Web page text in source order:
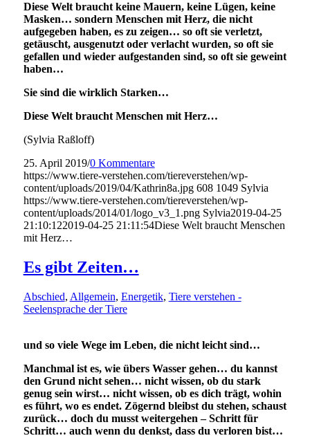
Diese Welt braucht keine Mauern, keine Lügen, keine
Masken… sondern Menschen mit Herz, die nicht
aufgegeben haben, es zu zeigen… so oft sie verletzt,
getäuscht, ausgenutzt oder verlacht wurden, so oft sie
gefallen und wieder aufgestanden sind, so oft sie geweint
haben…
Sie sind die wirklich Starken…
Diese Welt braucht Menschen mit Herz…
(Sylvia Raßloff)
25. April 2019/0 Kommentare
https://www.tiere-verstehen.com/tiereverstehen/wp-
content/uploads/2019/04/Kathrin8a.jpg 608 1049 Sylvia
https://www.tiere-verstehen.com/tiereverstehen/wp-
content/uploads/2014/01/logo_v3_1.png Sylvia2019-04-25
21:10:122019-04-25 21:11:54Diese Welt braucht Menschen
mit Herz…
Es gibt Zeiten…
Abschied, Allgemein, Energetik, Tiere verstehen -
Seelensprache der Tiere
und so viele Wege im Leben, die nicht leicht sind…
Manchmal ist es, wie übers Wasser gehen… du kannst
den Grund nicht sehen… nicht wissen, ob du stark
genug sein wirst… nicht wissen, ob es dich trägt, wohin
es führt, wo es endet. Zögernd bleibst du stehen, schaust
zurück… doch du musst weitergehen – Schritt für
Schritt… auch wenn du denkst, dass du verloren bist…